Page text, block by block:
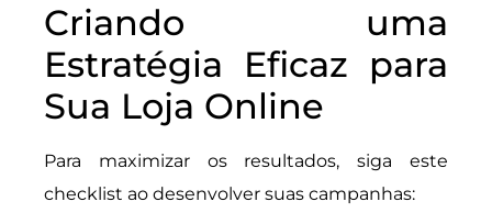
Criando uma
Estratégia Eficaz para
Sua Loja Online
Para maximizar os resultados, siga este
checklist ao desenvolver suas campanhas: